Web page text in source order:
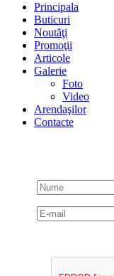
Principala
Buticuri
Noutăţi
Promoţii
Articole
Galerie
Foto
Video
Arendaşilor
Contacte